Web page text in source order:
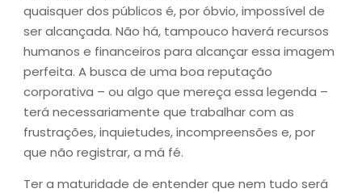
quaisquer dos públicos é, por óbvio, impossível de
ser alcançada. Não há, tampouco haverá recursos
humanos e financeiros para alcançar essa imagem
perfeita. A busca de uma boa reputação
corporativa – ou algo que mereça essa legenda –
terá necessariamente que trabalhar com as
frustrações, inquietudes, incompreensões e, por
que não registrar, a má fé.
Ter a maturidade de entender que nem tudo será